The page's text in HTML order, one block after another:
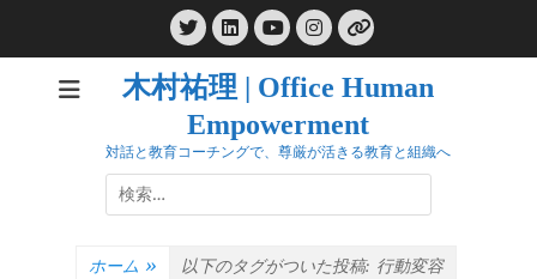
TwitterLinkedIn
YouTube
Instagram
リ
ン
ク
木村祐理 | Office Human
Empowerment
対話と教育コーチングで、尊厳が活きる教育と組織へ
検
索:
ホーム » 以下のタグがついた投稿: 行動変容